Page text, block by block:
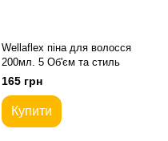
Wellaflex піна для волосся
200мл. 5 Об'єм та стиль
165 грн
Купити